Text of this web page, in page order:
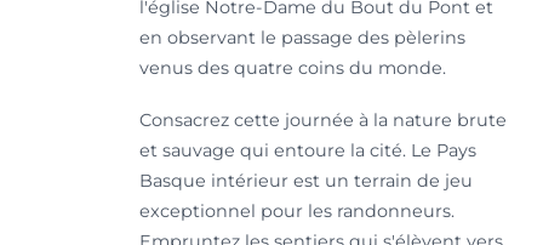
l'église Notre-Dame du Bout du Pont et
en observant le passage des pèlerins
venus des quatre coins du monde.
Consacrez cette journée à la nature brute
et sauvage qui entoure la cité. Le Pays
Basque intérieur est un terrain de jeu
exceptionnel pour les randonneurs.